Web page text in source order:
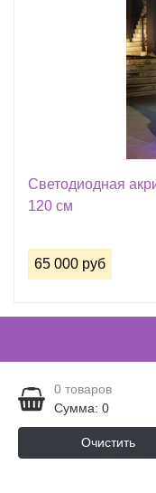
Светодиодная
120 см
65 000 руб
0 товаров
Сумма: 0
Очистить